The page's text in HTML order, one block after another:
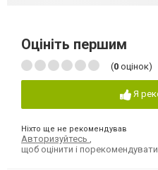
Оцініть першим
(0 оцінок)
Я
Ніхто ще не рекомендував
Авторизуйтесь
щоб оцінити і порекомендувати